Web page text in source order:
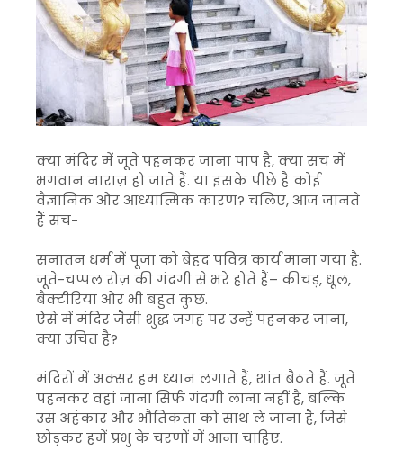
क्या मंदिर में जूते पहनकर जाना पाप है, क्या सच में
भगवान नाराज़ हो जाते हैं. या इसके पीछे है कोई
वैज्ञानिक और आध्यात्मिक कारण? चलिए, आज जानते
हैं सच-
सनातन धर्म में पूजा को बेहद पवित्र कार्य माना गया है.
जूते-चप्पल रोज़ की गंदगी से भरे होते हैं– कीचड़, धूल,
बैक्टीरिया और भी बहुत कुछ.
ऐसे में मंदिर जैसी शुद्ध जगह पर उन्हें पहनकर जाना,
क्या उचित है?
मंदिरों में अक्सर हम ध्यान लगाते हैं, शांत बैठते हैं. जूते
पहनकर वहां जाना सिर्फ गंदगी लाना नहीं है, बल्कि
उस अहंकार और भौतिकता को साथ ले जाना है, जिसे
छोड़कर हमें प्रभु के चरणों में आना चाहिए.